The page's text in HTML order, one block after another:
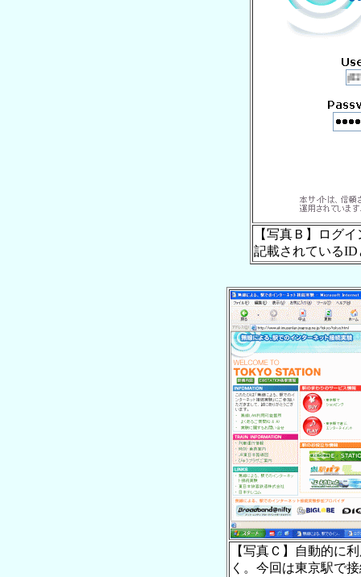
【写真Ｂ】ログ
記載されている
【写真Ｃ】自動的に
く。今回は東京駅で